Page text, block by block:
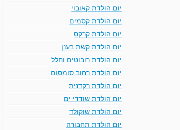
יום הולדת קאובוי
יום הולדת קסמים
יום הולדת קרקס
יום הולדת קשת בענן
יום הולדת רובוטים וחלל
יום הולדת רחוב סומסום
יום הולדת רקדנית
יום הולדת שודדי ים
יום הולדת שוקולד
יום הולדת תחבורה